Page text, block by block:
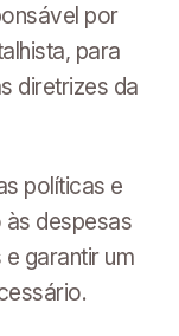
por
para
diretrizes da
políticas e
despesas
garantir um